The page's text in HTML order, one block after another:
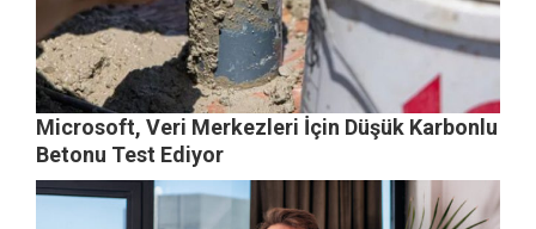
Microsoft, Veri Merkezleri İçin Düşük Karbonlu
Betonu Test Ediyor